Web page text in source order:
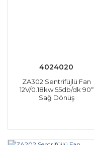
4024020
ZA302 Sentrifüjlü Fan
12V/0.18kw 55db/dk 90º
Sağ Dönüş